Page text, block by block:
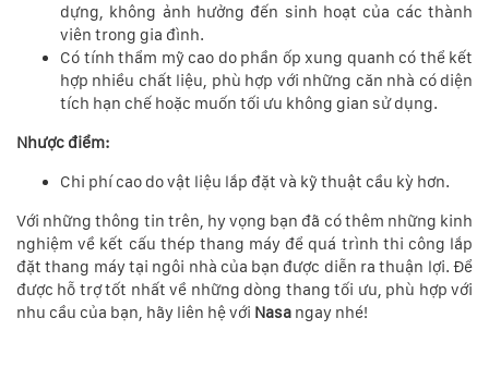
dựng, không ảnh hưởng đến sinh hoạt của các thành
viên trong gia đình.
Có tính thẩm mỹ cao do phần ốp xung quanh có thể kết
hợp nhiều chất liệu, phù hợp với những căn nhà có diện
tích hạn chế hoặc muốn tối ưu không gian sử dụng.
Nhược điểm:
Chi phí cao do vật liệu lắp đặt và kỹ thuật cầu kỳ hơn.
Với những thông tin trên, hy vọng bạn đã có thêm những kinh
nghiệm về kết cấu thép thang máy để quá trình thi công lắp
đặt thang máy tại ngôi nhà của bạn được diễn ra thuận lợi. Để
được hỗ trợ tốt nhất về những dòng thang tối ưu, phù hợp với
nhu cầu của bạn, hãy liên hệ với Nasa ngay nhé!